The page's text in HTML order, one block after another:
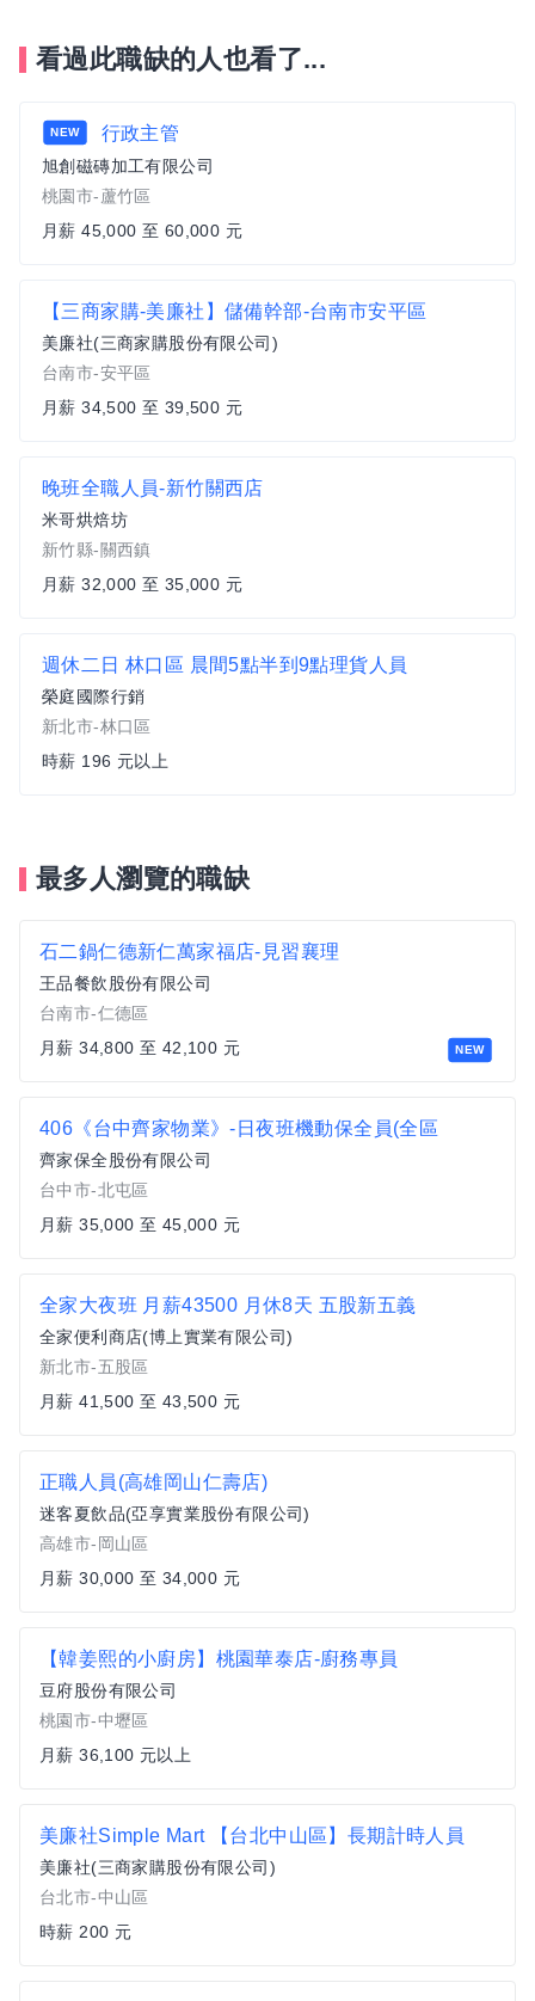
看過此職缺的人也看了...
NEW 行政主管
旭創磁磚加工有限公司
桃園市-蘆竹區
月薪 45,000 至 60,000 元
【三商家購-美廉社】儲備幹部-台南市安平區
美廉社(三商家購股份有限公司)
台南市-安平區
月薪 34,500 至 39,500 元
晚班全職人員-新竹關西店
米哥烘焙坊
新竹縣-關西鎮
月薪 32,000 至 35,000 元
週休二日 林口區 晨間5點半到9點理貨人員
榮庭國際行銷
新北市-林口區
時薪 196 元以上
最多人瀏覽的職缺
NEW
石二鍋仁德新仁萬家福店-見習襄理
王品餐飲股份有限公司
台南市-仁德區
月薪 34,800 至 42,100 元
406《台中齊家物業》-日夜班機動保全員(全區
齊家保全股份有限公司
台中市-北屯區
月薪 35,000 至 45,000 元
全家大夜班 月薪43500 月休8天 五股新五義
全家便利商店(博上實業有限公司)
新北市-五股區
月薪 41,500 至 43,500 元
正職人員(高雄岡山仁壽店)
迷客夏飲品(亞享實業股份有限公司)
高雄市-岡山區
月薪 30,000 至 34,000 元
【韓姜熙的小廚房】桃園華泰店-廚務專員
豆府股份有限公司
桃園市-中壢區
月薪 36,100 元以上
美廉社Simple Mart 【台北中山區】長期計時人員
美廉社(三商家購股份有限公司)
台北市-中山區
時薪 200 元